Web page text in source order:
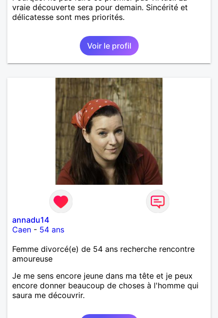
vraie découverte sera pour demain. Sincérité et
délicatesse sont mes priorités.
Voir le profil
annadu14
Caen - 54 ans
Femme divorcé(e) de 54 ans recherche rencontre
amoureuse
Je me sens encore jeune dans ma tête et je peux
encore donner beaucoup de choses à l'homme qui
saura me découvrir.